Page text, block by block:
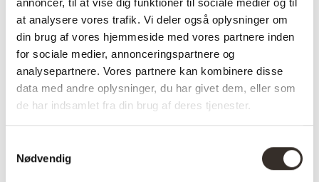
at analysere vores trafik. Vi deler også oplysninger om
din brug af vores hjemmeside med vores partnere inden
for sociale medier, annonceringspartnere og
analysepartnere. Vores partnere kan kombinere disse
data med andre oplysninger, du har givet dem, eller som
de har indsamlet fra din brug af deres tjenester.
Nødvendig
✅ Hurtig fragt
✅ Kvalitet & Design
✅ 14 dages fuld returret
✅ Levering: 1-3 dage
✅ Stk. pris